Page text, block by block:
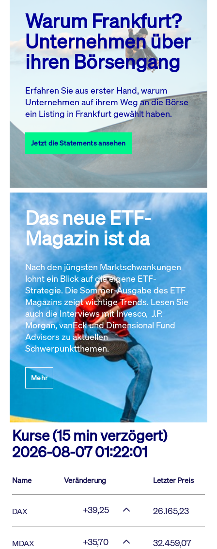
MO. DI. MI. DO. FR. SA. SO.
1
2
3
4 5 6 7 8
10 11 13 14
17
18 19 20 21 22
23
27 28
31
Alle Events
Warum Frankfurt?
Unternehmen über
ihren Börsengang
Erfahren Sie aus erster Hand, warum
Unternehmen auf ihrem Weg an die Börse
ein Listing in Frankfurt gewählt haben.
Jetzt die Statements ansehen
Das neue ETF-
Magazin ist da
Nach den jüngsten Marktschwankungen
lohnt ein Blick auf die eigene ETF-
Strategie. Die Sommer-Ausgabe des ETF
Magazins zeigt wichtige Trends. Lesen Sie
auch die Interviews mit Invesco, J.P.
Morgan, vanEck und Dimensional Fund
Advisors zu aktuellen
Schwerpunktthemen.
Mehr
Kurse (15 min verzögert)
2026-08-07 01:22:01
Name Veränderung Letzter Preis
DAX +39,25 26.165,23
MDAX +35,70 32.459,07